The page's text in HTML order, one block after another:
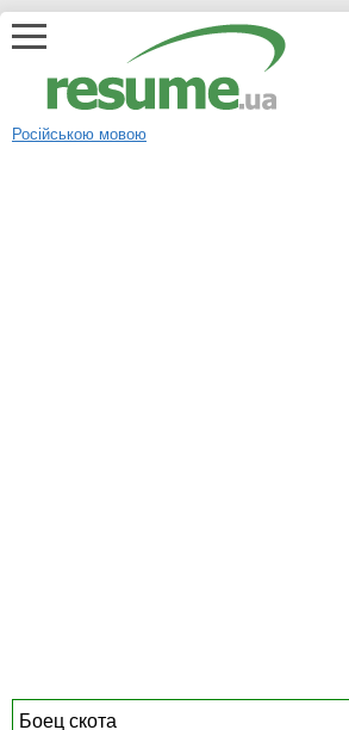
Російською мовою